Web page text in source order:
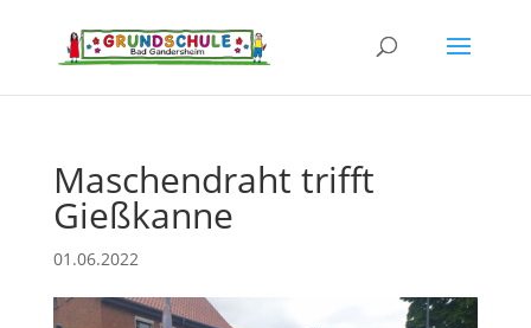
Maschendraht trifft
Gießkanne
01.06.2022